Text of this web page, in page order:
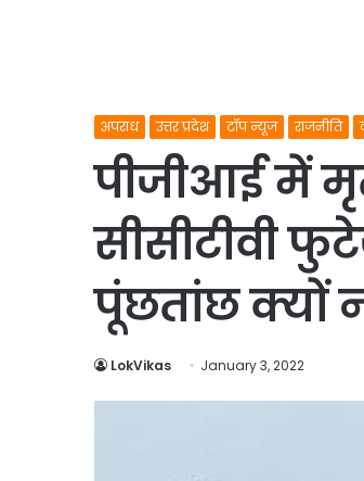
अपराध उत्तर प्रदेश टॉप न्यूज राजनीति
पीजीआई में
सीसीटीवी
पूंछतांछ क्यों
LokVikas January 3, 2022